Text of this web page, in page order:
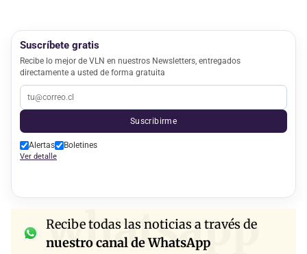
Suscríbete gratis
Recibe lo mejor de VLN en nuestros Newsletters, entregados
directamente a usted de forma gratuita
Suscribirme
Alertas Boletines
Ver detalle
whatsapp
Recibe todas las noticias a través de
nuestro canal de WhatsApp